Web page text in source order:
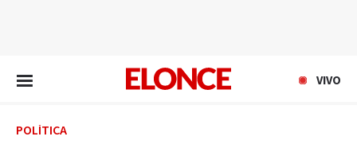
VIVO
POLÍTICA